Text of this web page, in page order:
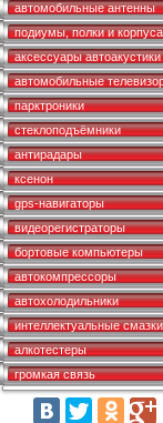
автомобильные антенны
подиумы, полки и корпуса
аксессуары автоакустики
автомобильные
парктроники
стеклоподъёмники
антирадары
ксенон
gps-навигаторы
видеорегистраторы
бортовые компьютеры
автокомпрессоры
автохолодильники
интеллектуальные смазки
алкотестеры
громкая связь